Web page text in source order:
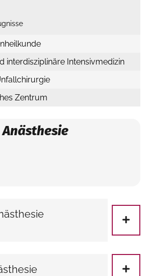
interdisziplinäre Intensivmedizin
Zentrum
Anästhesie